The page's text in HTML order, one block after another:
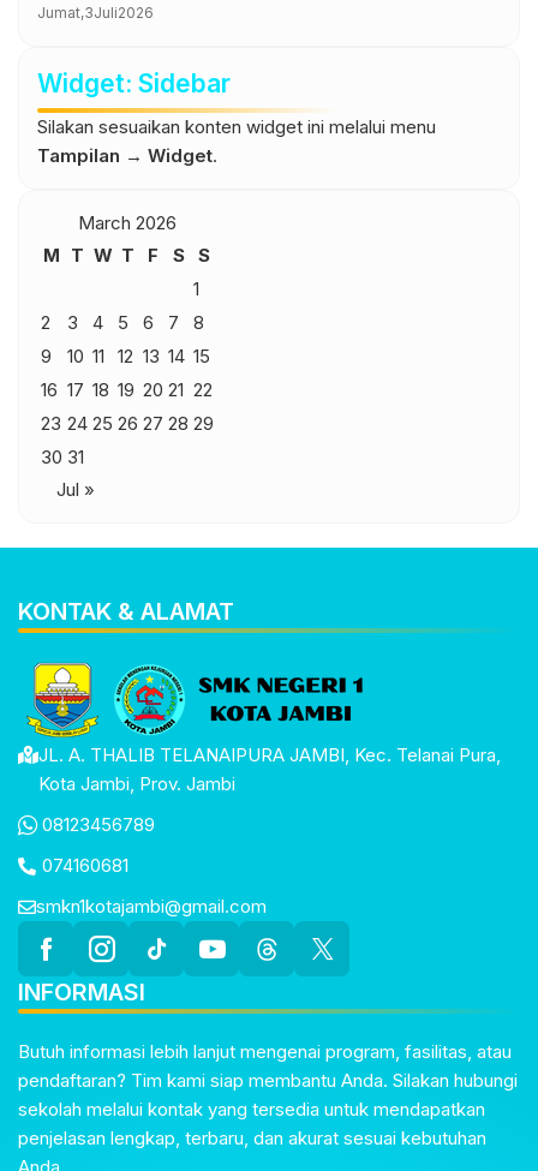
Jumat,3Juli2026
Widget: Sidebar
Silakan sesuaikan konten widget ini melalui menu
Tampilan → Widget.
March 2026
M T W T F S
S
1
2
3 4 5 6 7
8
9
10 11 12 13 14 15
16 17 18 19 20 21 22
23 24 25 26 27 28 29
30 31
Jul »
KONTAK & ALAMAT
JL. A. THALIB TELANAIPURA JAMBI, Kec. Telanai Pura,
Kota Jambi, Prov. Jambi
08123456789
074160681
smkn1kotajambi@gmail.com
INFORMASI
Butuh informasi lebih lanjut mengenai program, fasilitas, atau
pendaftaran? Tim kami siap membantu Anda. Silakan hubungi
sekolah melalui kontak yang tersedia untuk mendapatkan
penjelasan lengkap, terbaru, dan akurat sesuai kebutuhan